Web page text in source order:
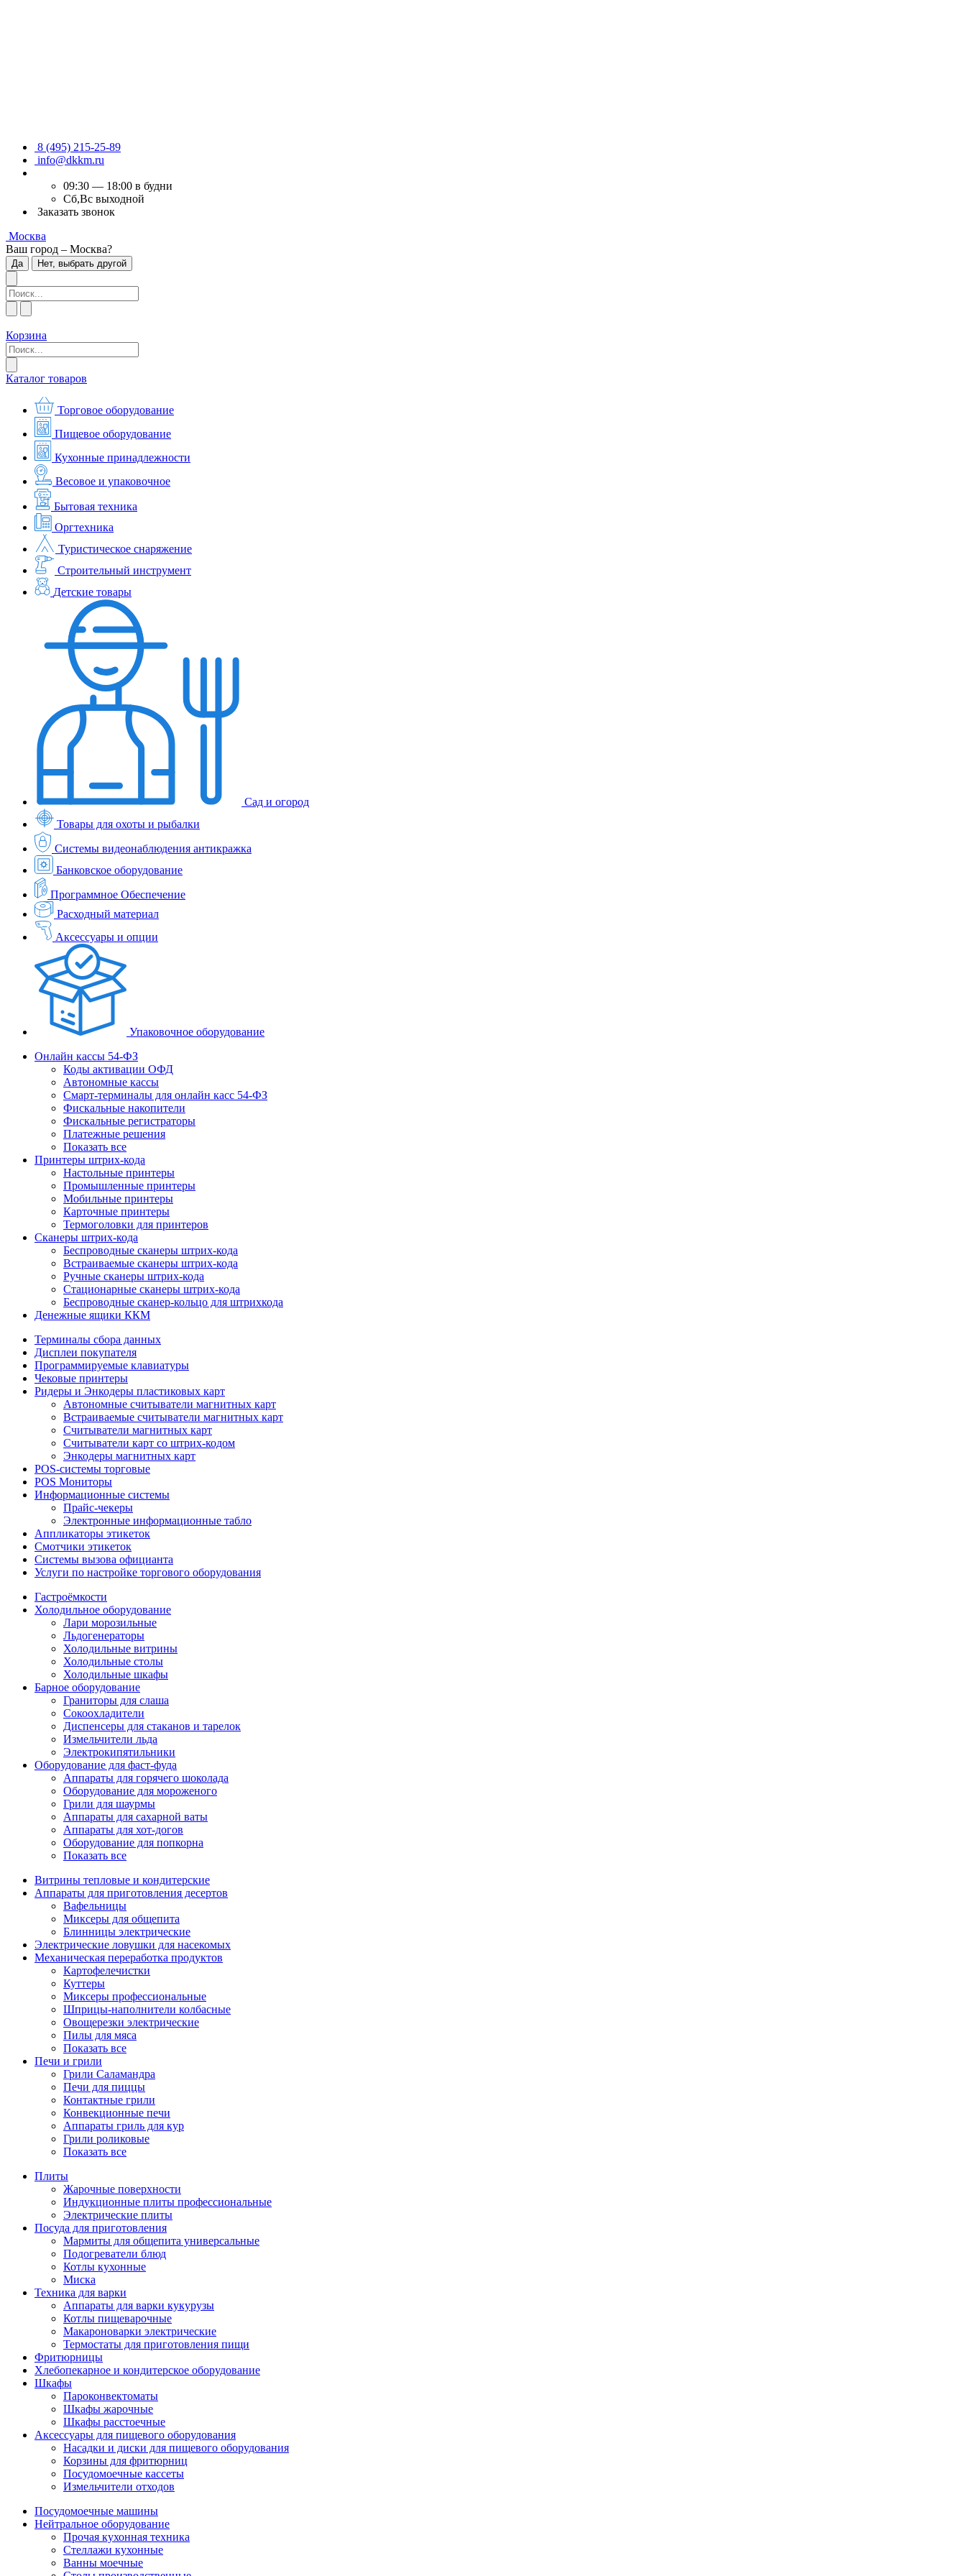
8 (495) 215-25-89
info@dkkm.ru
09:30 — 18:00 в будни
Сб,Вс выходной
Заказать звонок
Москва
Ваш город – Москва?
Да Нет, выбрать другой
Корзина
Каталог товаров
Торговое оборудование
Пищевое оборудование
Кухонные принадлежности
Весовое и упаковочное
Бытовая техника
Оргтехника
Туристическое снаряжение
Строительный инструмент
Детские товары
Сад и огород
Товары для охоты и рыбалки
Системы видеонаблюдения антикражка
Банковское оборудование
Программное Обеспечение
Расходный материал
Аксессуары и опции
Упаковочное оборудование
Онлайн кассы 54-ФЗ
Коды активации ОФД
Автономные кассы
Смарт-терминалы для онлайн касс 54-ФЗ
Фискальные накопители
Фискальные регистраторы
Платежные решения
Показать все
Принтеры штрих-кода
Настольные принтеры
Промышленные принтеры
Мобильные принтеры
Карточные принтеры
Термоголовки для принтеров
Сканеры штрих-кода
Беспроводные сканеры штрих-кода
Встраиваемые сканеры штрих-кода
Ручные сканеры штрих-кода
Стационарные сканеры штрих-кода
Беспроводные сканер-кольцо для штрихкода
Денежные ящики ККМ
Терминалы сбора данных
Дисплеи покупателя
Программируемые клавиатуры
Чековые принтеры
Ридеры и Энкодеры пластиковых карт
Автономные считыватели магнитных карт
Встраиваемые считыватели магнитных карт
Считыватели магнитных карт
Считыватели карт со штрих-кодом
Энкодеры магнитных карт
POS-системы торговые
POS Мониторы
Информационные системы
Прайс-чекеры
Электронные информационные табло
Аппликаторы этикеток
Смотчики этикеток
Системы вызова официанта
Услуги по настройке торгового оборудования
Гастроёмкости
Холодильное оборудование
Лари морозильные
Льдогенераторы
Холодильные витрины
Холодильные столы
Холодильные шкафы
Барное оборудование
Граниторы для слаша
Сокоохладители
Диспенсеры для стаканов и тарелок
Измельчители льда
Электрокипятильники
Оборудование для фаст-фуда
Аппараты для горячего шоколада
Оборудование для мороженого
Грили для шаурмы
Аппараты для сахарной ваты
Аппараты для хот-догов
Оборудование для попкорна
Показать все
Витрины тепловые и кондитерские
Аппараты для приготовления десертов
Вафельницы
Миксеры для общепита
Блинницы электрические
Электрические ловушки для насекомых
Механическая переработка продуктов
Картофелечистки
Куттеры
Миксеры профессиональные
Шприцы-наполнители колбасные
Овощерезки электрические
Пилы для мяса
Показать все
Печи и грили
Грили Саламандра
Печи для пиццы
Контактные грили
Конвекционные печи
Аппараты гриль для кур
Грили роликовые
Показать все
Плиты
Жарочные поверхности
Индукционные плиты профессиональные
Электрические плиты
Посуда для приготовления
Мармиты для общепита универсальные
Подогреватели блюд
Котлы кухонные
Миска
Техника для варки
Аппараты для варки кукурузы
Котлы пищеварочные
Макароноварки электрические
Термостаты для приготовления пищи
Фритюрницы
Хлебопекарное и кондитерское оборудование
Шкафы
Пароконвектоматы
Шкафы жарочные
Шкафы расстоечные
Аксессуары для пищевого оборудования
Насадки и диски для пищевого оборудования
Корзины для фритюрниц
Посудомоечные кассеты
Измельчители отходов
Посудомоечные машины
Нейтральное оборудование
Прочая кухонная техника
Стеллажи кухонные
Ванны моечные